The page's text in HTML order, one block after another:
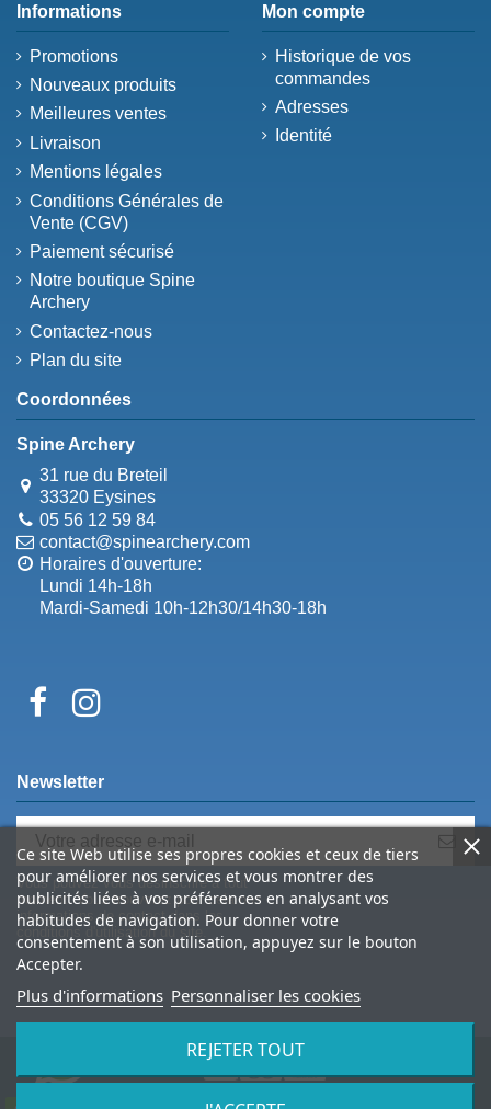
Informations
Promotions
Nouveaux produits
Meilleures ventes
Livraison
Mentions légales
Conditions Générales de
Vente (CGV)
Paiement sécurisé
Notre boutique Spine
Archery
Contactez-nous
Plan du site
Mon compte
Historique de vos
commandes
Adresses
Identité
Coordonnées
Spine Archery
31 rue du Breteil
33320 Eysines
05 56 12 59 84
contact@spinearchery.com
Horaires d'ouverture:
Lundi 14h-18h
Mardi-Samedi 10h-12h30/14h30-18h
Ce site Web utilise ses propres cookies et ceux de tiers
pour améliorer nos services et vous montrer des
publicités liées à vos préférences en analysant vos
habitudes de navigation. Pour donner votre
consentement à son utilisation, appuyez sur le bouton
Accepter.
Plus d'informations Personnaliser les cookies
REJETER TOUT
Newsletter
Vous pouvez vous désinscrire à tout
moment. Vous trouverez pour cela nos
informations de contact dans les
conditions d'utilisation du site.